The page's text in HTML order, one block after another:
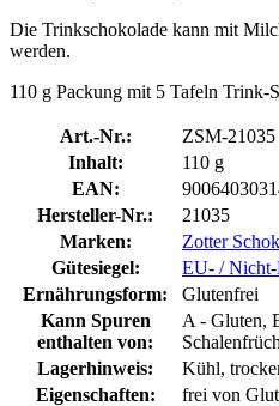
Die Trinkschokolade kann mit
werden.
110 g Packung mit 5 Tafeln Trink-
Art.-Nr.:
ZSM-21035
Inhalt:
110 g
EAN:
Hersteller-Nr.:
21035
Marken:
Zotter
Gütesiegel:
EU- /
Ernährungsform:
Glutenfrei
Kann Spuren
enthalten von:
A - Gluten,
Lagerhinweis:
Kühl,
Eigenschaften:
frei von